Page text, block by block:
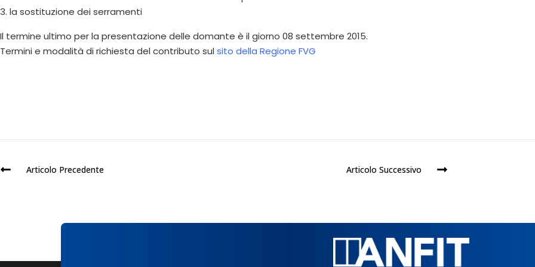
3. la sostituzione dei serramenti
Il termine ultimo per la presentazione delle domante è il giorno 08 settembre 2015.
Termini e modalità di richiesta del contributo sul sito della Regione FVG
Articolo Precedente Articolo Successivo